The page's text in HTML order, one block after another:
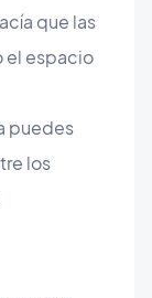
que las
el espacio
puedes
los